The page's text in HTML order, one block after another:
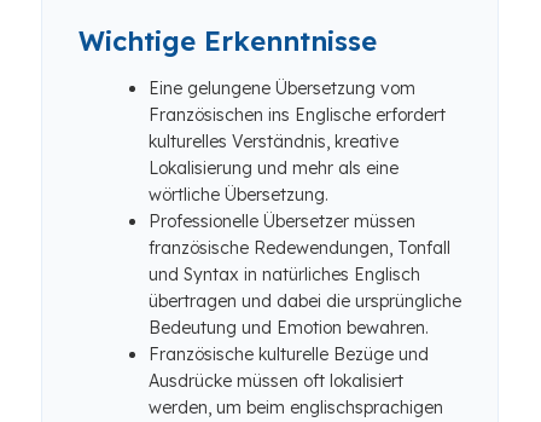
Wichtige Erkenntnisse
Eine gelungene Übersetzung vom
Französischen ins Englische erfordert
kulturelles Verständnis, kreative
Lokalisierung und mehr als eine
wörtliche Übersetzung.
Professionelle Übersetzer müssen
französische Redewendungen, Tonfall
und Syntax in natürliches Englisch
übertragen und dabei die ursprüngliche
Bedeutung und Emotion bewahren.
Französische kulturelle Bezüge und
Ausdrücke müssen oft lokalisiert
werden, um beim englischsprachigen